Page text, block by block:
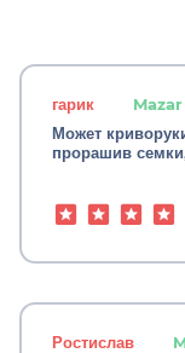
гарик
Может
прорашив
Ростислав